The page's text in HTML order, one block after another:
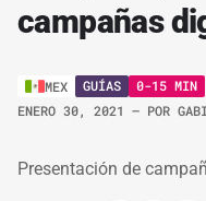
campañas
MEX GUÍAS
0-15 MIN
ENERO 30, 2021 – POR
Presentación de